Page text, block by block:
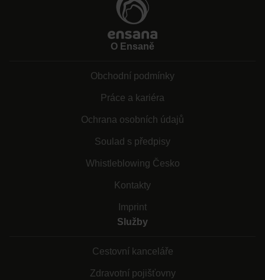
O Ensaně
Obchodní podmínky
Práce a kariéra
Ochrana osobních údajů
Soulad s předpisy
Whistleblowing Česko
Kontakty
Imprint
Služby
Cestovní kanceláře
Zdravotní pojišťovny